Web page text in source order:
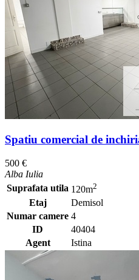
Spatiu comercial de
500 €
Alba Iulia
Suprafata utila 120m2
Etaj
Demisol
Numar camere 4
ID
40404
Agent
Istina